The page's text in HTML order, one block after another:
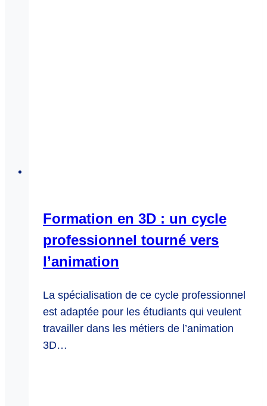
Formation en 3D : un cycle
professionnel tourné vers
l’animation
La spécialisation de ce cycle professionnel
est adaptée pour les étudiants qui veulent
travailler dans les métiers de l’animation
3D…